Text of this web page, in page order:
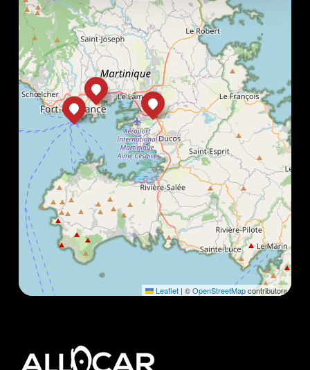
Leaflet | ©OpenStreetMapcontributors